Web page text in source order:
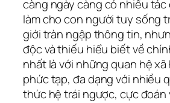
càng ngày càng có nhiều
làm cho con người tuy sống
giới tràn ngập thông tin,
độc và thiếu hiểu biết về
nhất là với những quan hệ
phức tạp, đa dạng với nhiều
thức hệ trái ngược, cực đoán